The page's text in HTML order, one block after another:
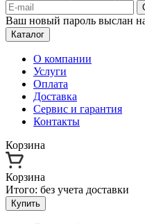
Ваш новый пароль выслан
Каталог
О компании
Услуги
Оплата
Доставка
Сервис и гарантия
Контакты
Корзина
Корзина
Итого: без учета доставки
Купить